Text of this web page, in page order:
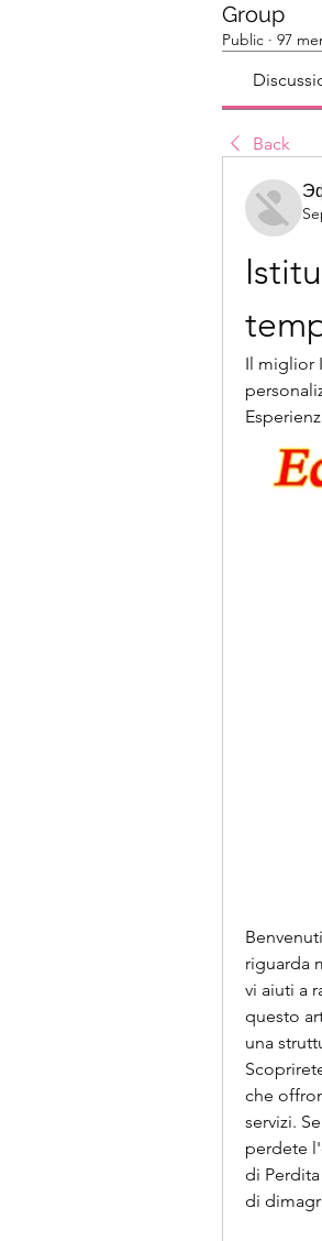
Group
Public · 97
Back
Il miglior
riguarda
vi aiuti a
questo
una
che
servizi.
perdete
di
di